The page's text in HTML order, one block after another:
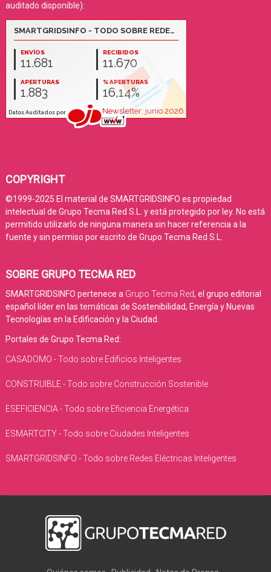
auditado disponible):
COPYRIGHT
©1999-2025 El material de SMARTGRIDSINFO es propiedad
intelectual de Grupo Tecma Red S.L. y está protegido por ley. No está
permitido utilizarlo de ninguna manera sin hacer referencia a la
fuente y sin permiso por escrito de Grupo Tecma Red S.L.
SOBRE GRUPO TECMA RED
SMARTGRIDSINFO pertenece a Grupo Tecma Red, el grupo editorial
español líder en las temáticas de Sostenibilidad, Energía y Nuevas
Tecnologías en la Edificación y la Ciudad.
Portales de Grupo Tecma Red:
CASADOMO - Todo sobre Edificios Inteligentes
CONSTRUIBLE - Todo sobre Construcción Sostenible
ESEFICIENCIA - Todo sobre Eficiencia Energética
ESMARTCITY - Todo sobre Ciudades Inteligentes
SMARTGRIDSINFO - Todo sobre Redes Eléctricas Inteligentes